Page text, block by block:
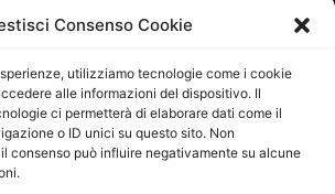
Consenso Cookie
utilizziamo tecnologie come i cookie
alle informazioni del dispositivo. Il
ci permetterà di elaborare dati come il
o ID unici su questo sito. Non
consenso può influire negativamente su alcune
29/09/2015
Maurizio Scaglione
Maria Calabrese